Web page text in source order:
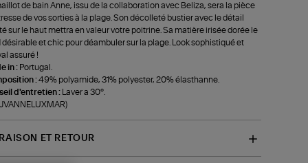
de bain Anne, issu de la collaboration avec Beliza, sera la pièce
de vos sorties à la plage. Son décolleté bustier avec le détail
sur le haut mettra en valeur votre poitrine. Sa matière irisée dorée le
désirable et chic pour déambuler sur la plage. Look sophistiqué et
assuré !
in : Portugal.
:49% polyamide, 31% polyester, 20% élasthanne.
d'entretien :
Laver a 30°.
ET RETOUR